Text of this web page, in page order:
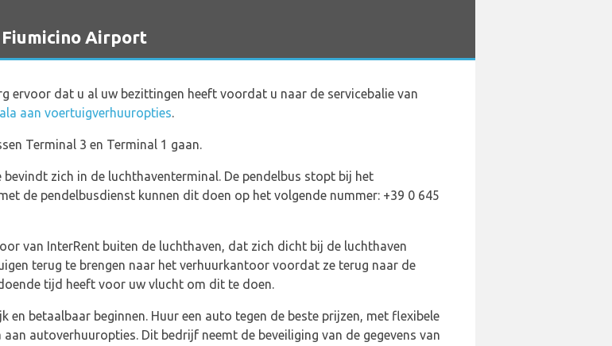
Airport
ervoor dat u al uw bezittingen heeft voordat u naar de servicebalie van
aan voertuigverhuuropties.
Terminal 3 en Terminal 1 gaan.
zich in de luchthaventerminal. De pendelbus stopt bij het
de pendelbusdienst kunnen dit doen op het volgende nummer: +39 0 645
van InterRent buiten de luchthaven, dat zich dicht bij de luchthaven
terug te brengen naar het verhuurkantoor voordat ze terug naar de
tijd heeft voor uw vlucht om dit te doen.
en betaalbaar beginnen. Huur een auto tegen de beste prijzen, met flexibele
autoverhuuropties. Dit bedrijf neemt de beveiliging van de gegevens van